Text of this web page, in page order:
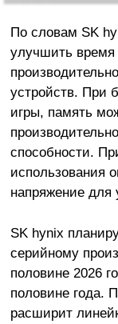
По словам SK
улучшить время
устройств. При
игры, память
способности.
использования
напряжение для
SK hynix
серийному
половине 2026
половине года.
расширит